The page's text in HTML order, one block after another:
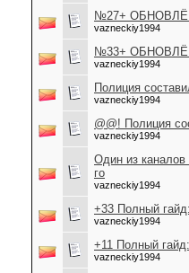
№27+
vazneckiy1994
№33+
vazneckiy1994
Полиция
vazneckiy1994
@@! Полиция
vazneckiy1994
Один из
го
vazneckiy1994
+33 Полный
vazneckiy1994
+11 Полный
vazneckiy1994